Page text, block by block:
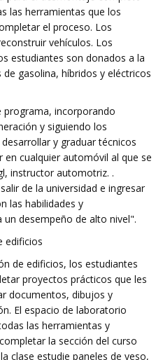
las herramientas que los
el proceso. Los
vehículos. Los
estudiantes son donados a la
gasolina, híbridos y eléctricos
programa, incorporando
y siguiendo los
y graduar técnicos
cualquier automóvil al que se
instructor automotriz. .
de la universidad e ingresar
las habilidades y
desempeño de alto nivel".
edificios
de edificios, los estudiantes
proyectos prácticos que les
documentos, dibujos y
El espacio de laboratorio
las herramientas y
la sección del curso
clase estudie paneles de yeso,